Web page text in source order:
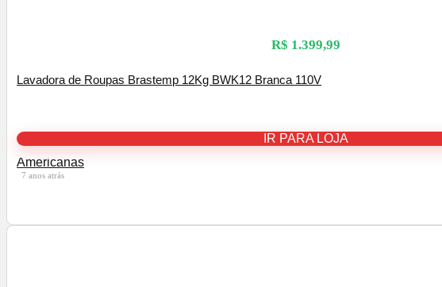
R$ 1.399,99
Lavadora de Roupas Brastemp 12Kg BWK12 Branca 110V
IR PARA LOJA
Americanas
7 anos atrás